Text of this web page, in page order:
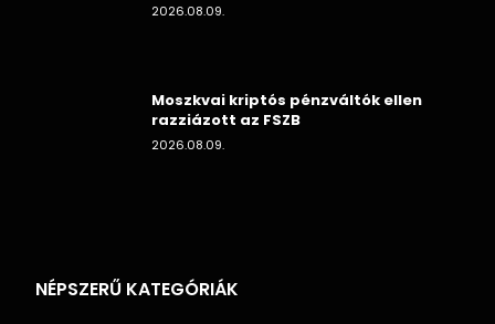
2026.08.09.
Moszkvai kriptós pénzváltók ellen
razziázott az FSZB
2026.08.09.
NÉPSZERŰ KATEGÓRIÁK